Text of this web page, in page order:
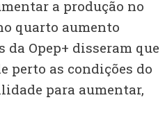
a produção no
quarto aumento
da Opep+ disseram que
perto as condições do
para aumentar,